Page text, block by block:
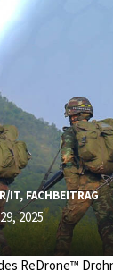
IT,FACHBEITRAG
2025
ReDrone™